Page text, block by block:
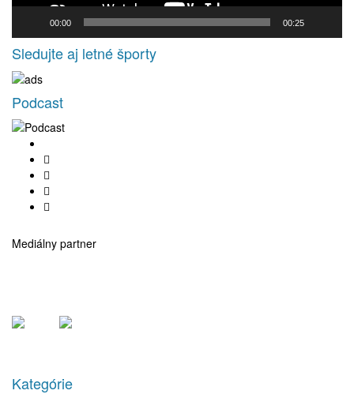
00:00 00:25
Sledujte aj letné športy
Podcast
Mediálny partner
Kategórie